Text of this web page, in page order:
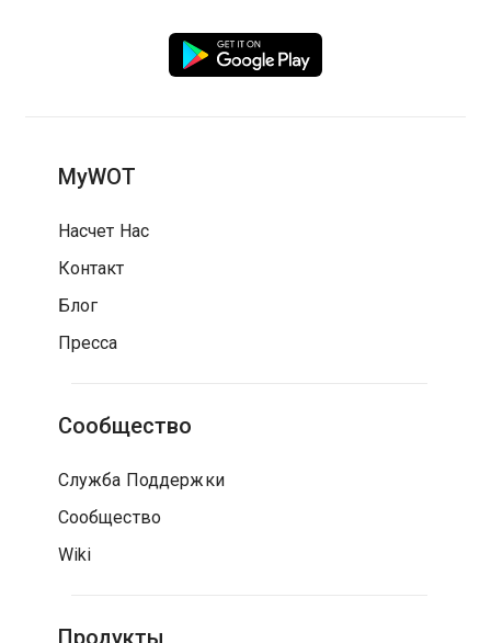
MyWOT
Насчет Нас
Контакт
Блог
Пресса
Сообщество
Служба Поддержки
Сообщество
Wiki
Продукты